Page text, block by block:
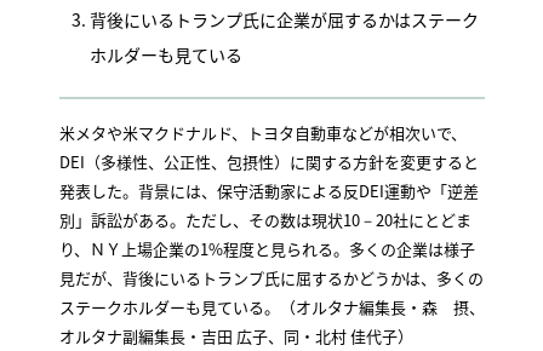
背後にいるトランプ氏に企業が屈するかはステーク
ホルダーも見ている
米メタや米マクドナルド、トヨタ自動車などが相次いで、
DEI（多様性、公正性、包摂性）に関する方針を変更すると
発表した。背景には、保守活動家による反DEI運動や「逆差
別」訴訟がある。ただし、その数は現状10－20社にとどま
り、ＮＹ上場企業の1%程度と見られる。多くの企業は様子
見だが、背後にいるトランプ氏に屈するかどうかは、多くの
ステークホルダーも見ている。（オルタナ編集長・森 摂、
オルタナ副編集長・吉田 広子、同・北村 佳代子）